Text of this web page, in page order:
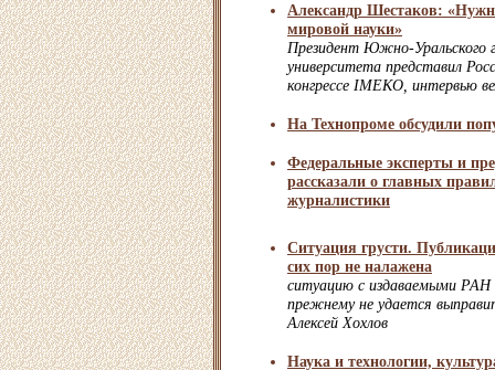
Александр Шестаков:
мировой науки»
Президент Южно-Уральского
университета представил
конгрессе IMEKO, интервью
На Технопроме обсудили
Федеральные эксперты и
рассказали о главных
журналистики
Ситуация грусти.
сих пор не налажена
ситуацию с издаваемыми
прежнему не удается
Алексей Хохлов
Наука и технологии,